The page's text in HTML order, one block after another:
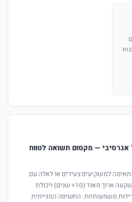
אגרסיבי — מקסום תשואה לטווח
למשקיעים צעירים או לאלה עם
אופק השקעה ארוך מאוד (10+ שנים) ויכולת
משמעותיות. החשיפה המנייתית